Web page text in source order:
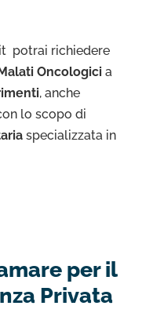
potrai richiedere
Oncologici a
, anche
lo scopo di
specializzata in
per il
Privata